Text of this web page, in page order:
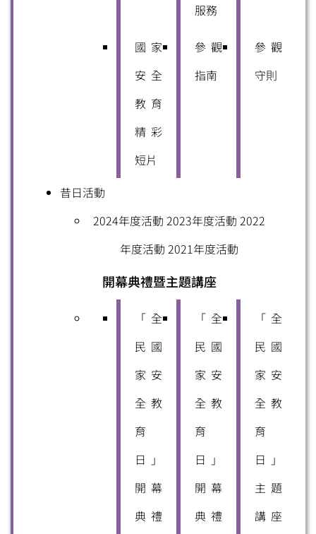
服務
國家
安全
教育
精彩
短片
參觀
指南
參觀
守則
昔日活動
2024年度活動 2023年度活動 2022
年度活動 2021年度活動
開幕典禮暨主題講座
「全
民國
家安
全教
育
日」
開幕
典禮
「全
民國
家安
全教
育
日」
開幕
典禮
「全
民國
家安
全教
育
日」
主題
講座